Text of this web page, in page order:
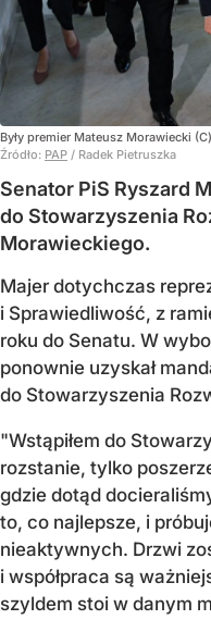
Były premier Mateusz Morawiecki
Źródło: PAP / Radek Pietruszka
Senator PiS Ryszard
do Stowarzyszenia
Morawieckiego.
Majer dotychczas
i Sprawiedliwość, z
roku do Senatu. W
ponownie uzyskał
do Stowarzyszenia
"Wstąpiłem do
rozstanie, tylko
gdzie dotąd
to, co najlepsze, i
nieaktywnych. Drzwi
i współpraca są
szyldem stoi w danym